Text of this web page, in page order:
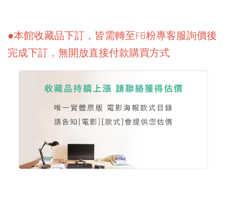
●本館收藏品下訂，皆需轉至FB粉專客服詢價後
完成下訂，無開放直接付款購買方式